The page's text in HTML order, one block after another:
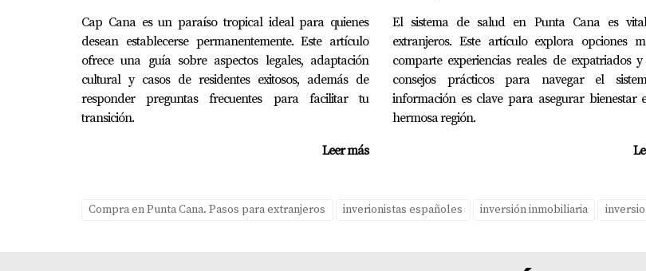
CONCLUSIÓN
Comprar una propiedad en Punta Cana siendo ciudadano español es una oportunidad
preparación adecuada y el conocimiento del proceso, puedes convertirte en propietario en
para vacacionar o desees hacer una inversión a largo plazo, Punta Cana tiene algo especial
través del proceso y ayudarte a encontrar la propiedad perfecta para ti.
Cap Cana es un paraíso tropical ideal para quienes
desean establecerse permanentemente. Este artículo
ofrece una guía sobre aspectos legales, adaptación
cultural y casos de residentes exitosos, además de
responder preguntas frecuentes para facilitar tu
transición.
Leer más
El sistema de salud en Punta Cana es
extranjeros. Este artículo explora opciones
comparte experiencias reales de expatriados y
consejos prácticos para navegar el
información es clave para asegurar bienestar
hermosa región.
Compra en Punta Cana. Pasos para extranjeros inverionistas españoles inversión inmobiliaria